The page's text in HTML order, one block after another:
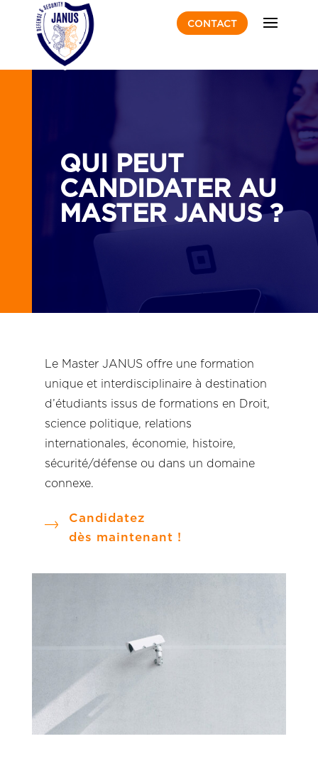
FR
CONTACT
QUI PEUT
CANDIDATER AU
MASTER JANUS ?
Le Master JANUS offre une formation
unique et interdisciplinaire à destination
d’étudiants issus de formations en Droit,
science politique, relations
internationales, économie, histoire,
sécurité/défense ou dans un domaine
connexe.
Candidatez
dès maintenant !